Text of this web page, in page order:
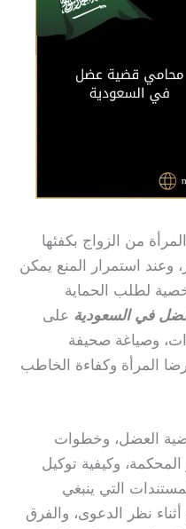
من الزواج بكفئها
استمرار المنع يمكن
لطلب الحماية
في السعودية على
وصياغة صحيفة
المرأة وكفاءة الخاطب
العضل، وخطوات
المحكمة، وكيفية توكيل
التي ينبغي
نظر الدعوى، والفرق